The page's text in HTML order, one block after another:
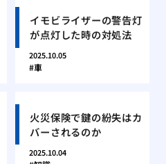
イモビライザーの警告灯
が点灯した時の対処法
2025.10.05
車
火災保険で鍵の紛失はカ
バーされるのか
2025.10.04